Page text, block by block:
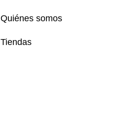
Quiénes somos
Tiendas